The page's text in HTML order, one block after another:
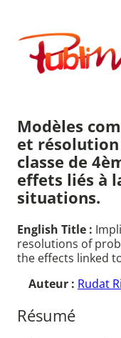
contenu
Publimath
Modèles
et
classe de
effets liés à
situations.
English Title :
resolutions of
the effects linked
Auteur : Rudat
Résumé